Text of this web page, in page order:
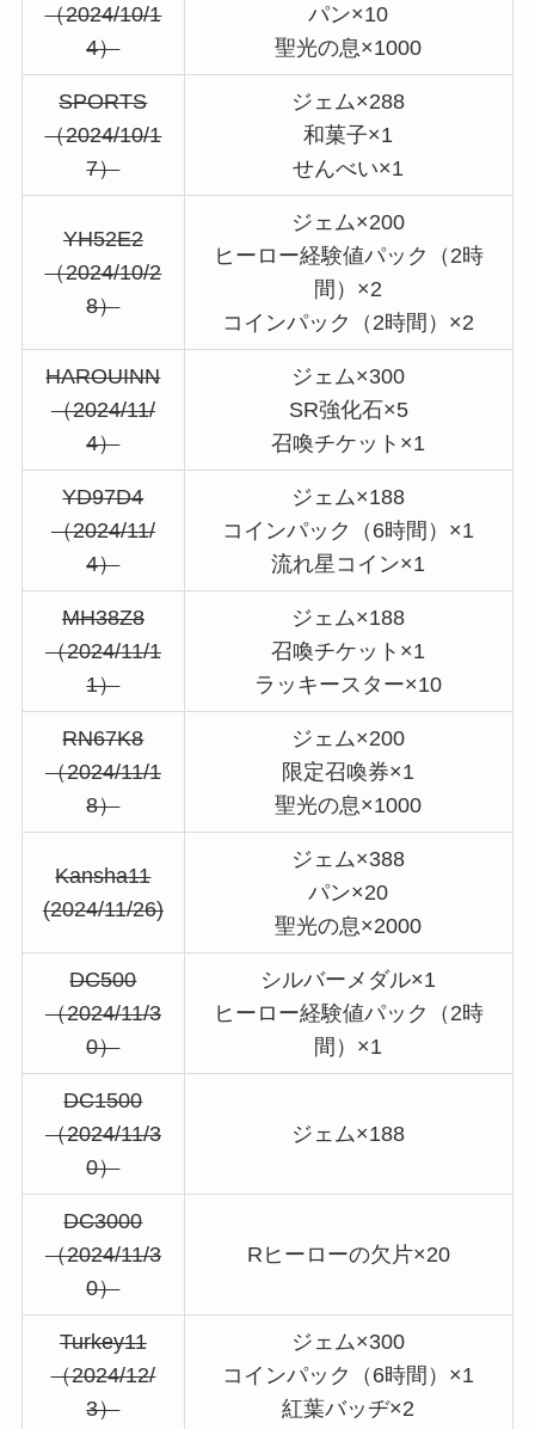
（2024/10/1
4）
パン×10
聖光の息×1000
SPORTS
（2024/10/1
7）
ジェム×288
和菓子×1
せんべい×1
YH52E2
（2024/10/2
8）
ジェム×200
ヒーロー経験値パック（2時
間）×2
コインパック（2時間）×2
HAROUINN
（2024/11/
4）
ジェム×300
SR強化石×5
召喚チケット×1
YD97D4
（2024/11/
4）
ジェム×188
コインパック（6時間）×1
流れ星コイン×1
MH38Z8
（2024/11/1
1）
ジェム×188
召喚チケット×1
ラッキースター×10
RN67K8
（2024/11/1
8）
ジェム×200
限定召喚券×1
聖光の息×1000
Kansha11
(2024/11/26)
ジェム×388
パン×20
聖光の息×2000
DC500
（2024/11/3
0）
シルバーメダル×1
ヒーロー経験値パック（2時
間）×1
DC1500
（2024/11/3
0）
ジェム×188
DC3000
（2024/11/3
0）
Rヒーローの欠片×20
Turkey11
（2024/12/
3）
ジェム×300
コインパック（6時間）×1
紅葉バッヂ×2